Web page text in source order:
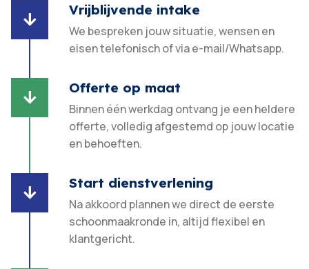

Vrijblijvende intake
We bespreken jouw situatie, wensen en
eisen telefonisch of via e-mail/Whatsapp.

Offerte op maat
Binnen één werkdag ontvang je een heldere
offerte, volledig afgestemd op jouw locatie
en behoeften.​

Start dienstverlening
Na akkoord plannen we direct de eerste
schoonmaakronde in, altijd flexibel en
klantgericht.​